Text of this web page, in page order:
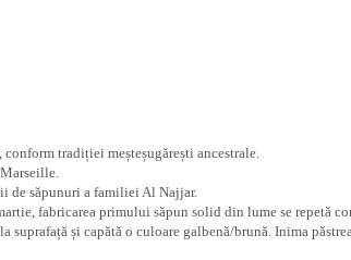
tradiției meșteșugărești ancestrale.
de săpunuri a familiei Al Najjar.
fabricarea primului săpun solid din lume se repetă
și capătă o culoare galbenă/brună. Inima